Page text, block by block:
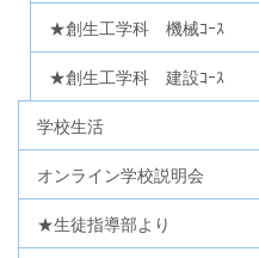
★創生工学科 機械ｺｰｽ
★創生工学科 建設ｺｰｽ
学校生活
オンライン学校説明会
★生徒指導部より